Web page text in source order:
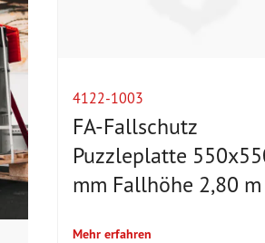
4122-1003
FA-Fallschutz
Puzzleplatte
mm Fallhöhe 2,80 m
Mehr erfahren